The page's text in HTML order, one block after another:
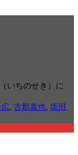
いちのせき）に
広, 古郡真也, 坂田